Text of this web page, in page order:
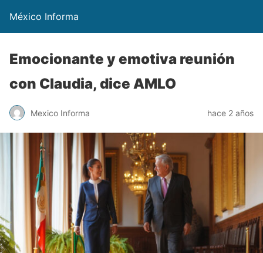
México Informa
Emocionante y emotiva reunión
con Claudia, dice AMLO
Mexico Informa hace 2 años